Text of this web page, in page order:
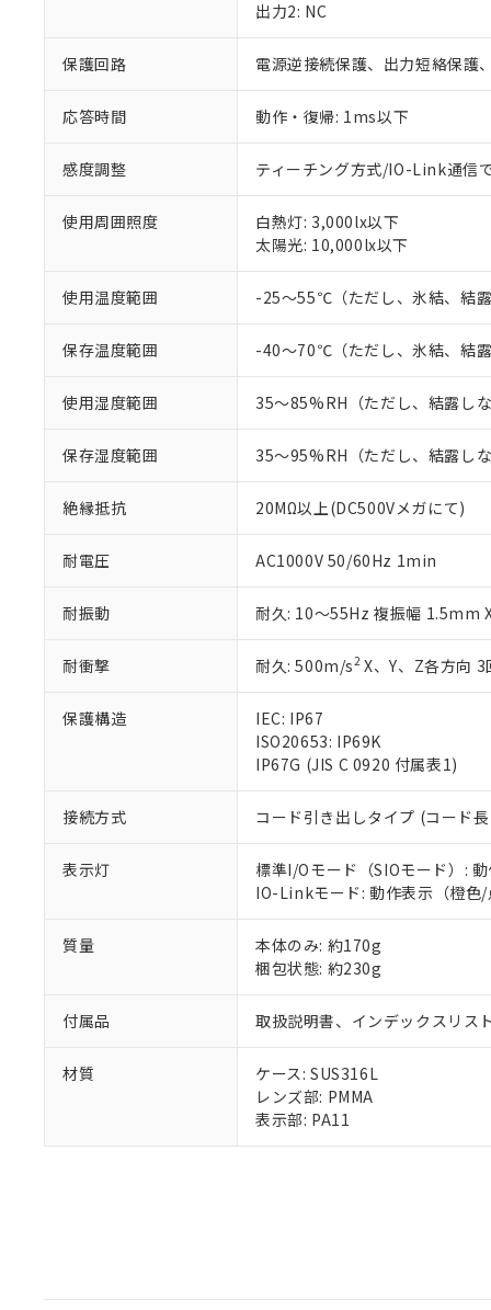
出力2: NC
保護回路 電源逆接続保護、出力短絡保護
応答時間 動作・復帰: 1ms以下
感度調整 ティーチング方式/IO-Link通信
使用周囲照度
白熱灯: 3,000lx以下
太陽光: 10,000lx以下
使用温度範囲 -25～55℃（ただし、氷結、結露
保存温度範囲 -40～70℃（ただし、氷結、結露
使用湿度範囲 35～85%RH（ただし、結露しな
保存湿度範囲 35～95%RH（ただし、結露しな
絶縁抵抗 20MΩ以上(DC500Vメガにて)
耐電圧 AC1000V 50/60Hz 1min
耐振動 耐久: 10～55Hz 複振幅 1.5mm
耐衝撃 耐久: 500m/s2X、Y、Z各方向 3
保護構造
IEC: IP67
ISO20653: IP69K
IP67G (JIS C 0920 付属表1)
接続方式 コード引き出しタイプ (コード
表示灯
標準I/Oモード（SIOモード）:
IO-Linkモード: 動作表示（橙色/
質量
本体のみ: 約170g
梱包状態: 約230g
付属品 取扱説明書、インデックスリス
材質
ケース: SUS316L
レンズ部: PMMA
表示部: PA11
ご利用条件
以下の条件をお読
くものです。
当社制御機
在庫状況お
のであり、
い。
正式な納期
オムロン制
在庫状況お
マイパーツ
ている必要
お客様が当
が、当社の
さい。
※当社の共同
調査・確認中：
非該当品：ライセ
仕入先様の事情に
があります。
鉛(Pb) 1000ppm以下、
ル（DBP） 1000ppm
但し、RoHS指令で産業
フタル酸エステル類の
※2 対応予定月
部品在庫の切り
※3 非含有証明
下記の非含有証明
EU RoHS指令（
51物質の非含有証
また、RoHS指令
混在することから
既に当社にて対応
り割愛しておりま
※1 中国
「○」：最大均質
「×」：最大均質
「－」：未確認で
*中国RoHS10物質の基
Pb(鉛) :1000ppm、 Hg(
Cr(Ⅵ)(六価クロム) :
※2 環境保護使
「ｅ」：有害物質
「10」：通常の
「－」：未確認で
当社は、こ
う）を輸出
当社は規制
ます。
当社は貴社
置等に一切使
当社は、貴
また当社は
記
号
説明
○ 一定数
△ 一定数
－
在庫な
機器販
空
白
受注生